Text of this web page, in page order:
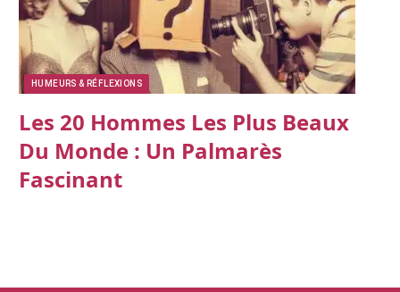
HUMEURS & RÉFLEXIONS
Les 20 Hommes Les Plus Beaux
Du Monde : Un Palmarès
Fascinant